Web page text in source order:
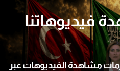
فيديوهاتنا
مشاهدة الفيديوهات عبر